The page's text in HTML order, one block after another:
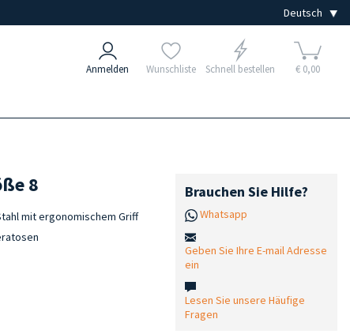
Anmelden Wunschliste Schnell bestellen € 0,00
8
mit ergonomischem Griff
Brauchen Sie Hilfe?
Whatsapp
Geben Sie Ihre E-mail Adresse
ein
Lesen Sie unsere Häufige
Fragen